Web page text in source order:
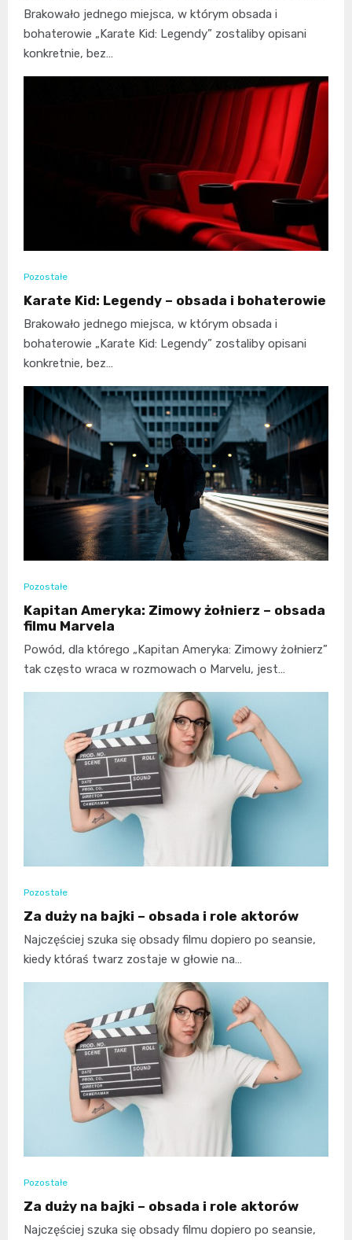
Brakowało jednego miejsca, w którym obsada i
bohaterowie „Karate Kid: Legendy” zostaliby opisani
konkretnie, bez…
Pozostałe
Karate Kid: Legendy – obsada i bohaterowie
Brakowało jednego miejsca, w którym obsada i
bohaterowie „Karate Kid: Legendy” zostaliby opisani
konkretnie, bez…
Pozostałe
Kapitan Ameryka: Zimowy żołnierz – obsada
filmu Marvela
Powód, dla którego „Kapitan Ameryka: Zimowy żołnierz”
tak często wraca w rozmowach o Marvelu, jest…
Pozostałe
Za duży na bajki – obsada i role aktorów
Najczęściej szuka się obsady filmu dopiero po seansie,
kiedy któraś twarz zostaje w głowie na…
Pozostałe
Za duży na bajki – obsada i role aktorów
Najczęściej szuka się obsady filmu dopiero po seansie,